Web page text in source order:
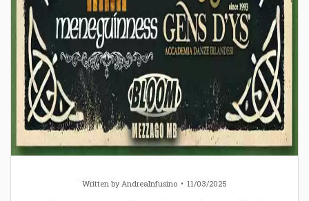
Written byAndreaInfusino 11/03/2025